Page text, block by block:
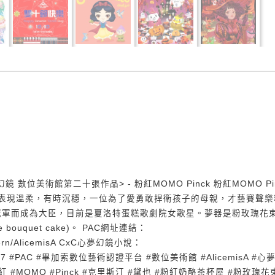
數位美術館第二十張作品> - 粉紅MOMO Pinck 粉紅MOMO
溫柔，有時沉穩，一位為了愛勇敢捍衛孩子的母親，才藝賽聲樂
而成為大臣，目前是夏洛特蛋糕歌劇院女歌星。夢器是粉玫瑰花
cake)。 PAC網址連結：
AlicemisA CxC心夢幻鏡小說：
#畢加索數位藝術認證平台 #數位美術館 #AlicemisA #心
#MOMO #Pinck #克里斯汀 #黛也 #粉紅奶酪茶杯屋 #粉玫瑰花